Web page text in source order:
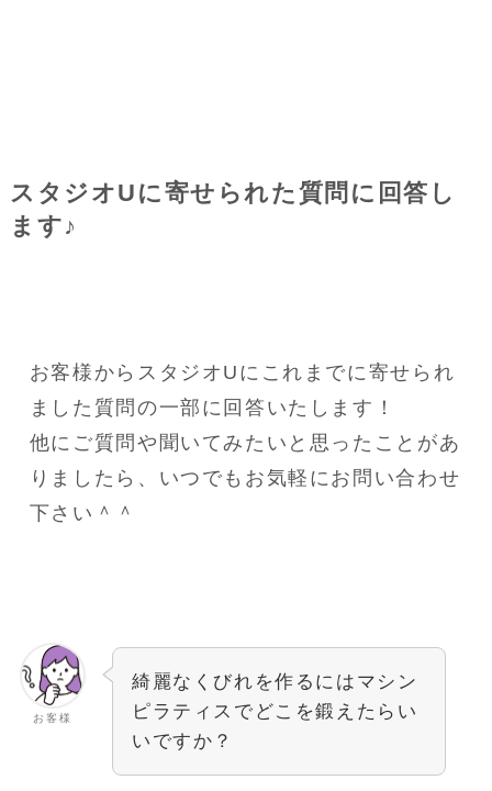
スタジオUに寄せられた質問に回答し
ます♪
お客様からスタジオUにこれまでに寄せられ
ました質問の一部に回答いたします！
他にご質問や聞いてみたいと思ったことがあ
りましたら、いつでもお気軽にお問い合わせ
下さい＾＾
お客様
綺麗なくびれを作るにはマシン
ピラティスでどこを鍛えたらい
いですか？